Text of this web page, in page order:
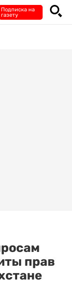
Подписка на
газету
прав